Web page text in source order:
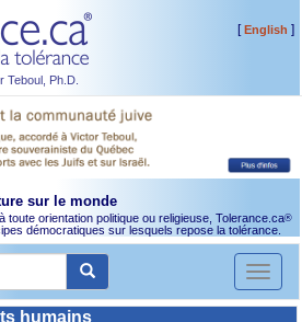
Teboul, Ph.D.
[English ]
sur le monde
toute orientation politique ou religieuse, Tolerance.ca®
démocratiques sur lesquels repose la tolérance.
Toggle
humains